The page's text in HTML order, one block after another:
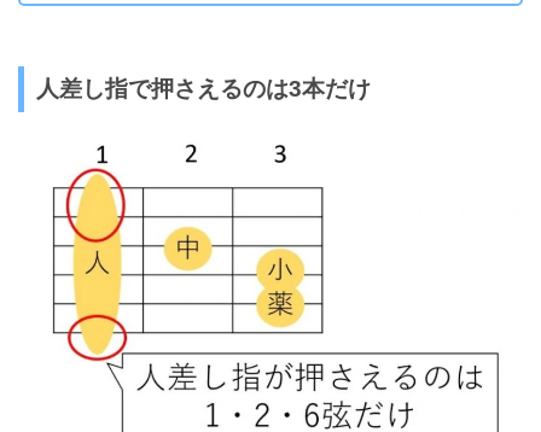
人差し指で押さえるのは3本だけ